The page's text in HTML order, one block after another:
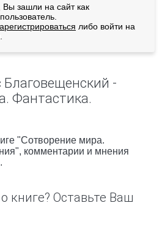
зашли на сайт как
либо войти на
-
Фантастика.
"Сотворение мира.
комментарии и мнения
книге? Оставьте Ваш